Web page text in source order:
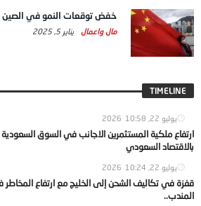
خفض توقعات النمو في
مال واعمال يناير 5, 2025
TIMELINE
يوليو 22, 2026 10:58
ارتفاع ملكية المستثمرين الاجانب في السوق
بالاقتصاد السعودي
يوليو 22, 2026 10:24
قفزة في تكاليف الشحن إلى الخليج مع ارتفاع
المندب..